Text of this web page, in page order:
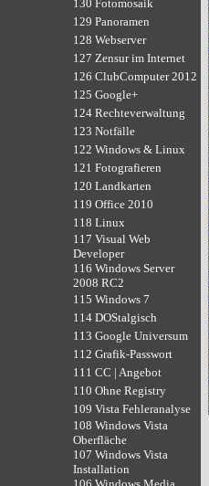
130 Fotomosaik
129 Panoramen
128 Webserver
127 Zensur im Internet
126 ClubComputer 2012
125 Google+
124 Rechteverwaltung
123 Notfälle
122 Windows & Linux
121 Fotografieren
120 Landkarten
119 Office 2010
118 Linux
117 Visual Web
Developer
116 Windows Server
2008 RC2
115 Windows 7
114 DOStalgisch
113 Google Universum
112 Grafik-Passwort
111 CC | Angebot
110 Ohne Registry
109 Vista Fehleranalyse
108 Windows Vista
Oberfläche
107 Windows Vista
Installation